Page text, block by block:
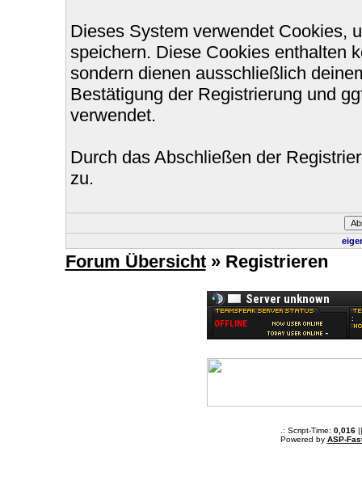
Dieses System verwendet Cookies,
speichern. Diese Cookies enthalten
sondern dienen ausschließlich
Bestätigung der Registrierung und
verwendet.
Durch das Abschließen der
zu.
Forum Übersicht» Registrieren
.: Script-Time: 0,016||
Powered by ASP-